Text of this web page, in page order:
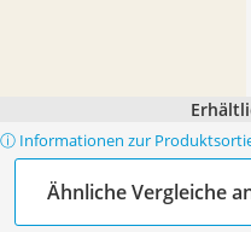
ⓘ Informationen zur
Ähnliche Vergleiche